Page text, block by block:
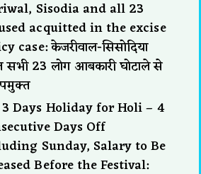
Sisodia and all 23
acquitted in the excise
case: केजरीवाल-सिसोदिया
23 लोग आबकारी घोटाले से
Days Holiday for Holi – 4
Days Off
Sunday, Salary to Be
Before the Festival: